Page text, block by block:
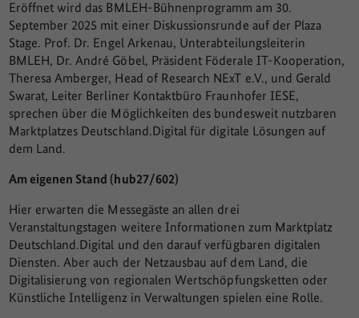
Eröffnet wird das BMLEH-Bühnenprogramm am 30.
September 2025 mit einer Diskussionsrunde auf der Plaza
Stage. Prof. Dr. Engel Arkenau, Unterabteilungsleiterin
BMLEH, Dr. André Göbel, Präsident Föderale IT-Kooperation,
Theresa Amberger, Head of Research NExT e.V., und Gerald
Swarat, Leiter Berliner Kontaktbüro Fraunhofer IESE,
sprechen über die Möglichkeiten des bundesweit nutzbaren
Marktplatzes Deutschland.Digital für digitale Lösungen auf
dem Land.
Am eigenen Stand (hub27/602)
Hier erwarten die Messegäste an allen drei
Veranstaltungstagen weitere Informationen zum Marktplatz
Deutschland.Digital und den darauf verfügbaren digitalen
Diensten. Aber auch der Netzausbau auf dem Land, die
Digitalisierung von regionalen Wertschöpfungsketten oder
Künstliche Intelligenz in Verwaltungen spielen eine Rolle.